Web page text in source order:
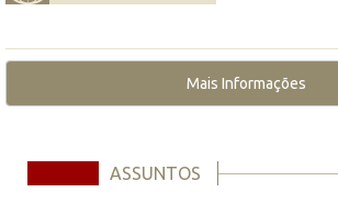
Mais Informações
ASSUNTOS